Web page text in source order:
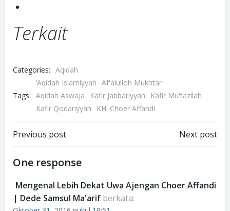
Terkait
Categories: Aqidah
Tags:
‘Aqidah Islamiyyah Af'alulloh Mukhtar
Aqidah Aswaja
Kafir Jabbariyyah
Kafir Mu'tazilah
Kafir Qodariyyah
KH. Choer Affandi
Navigasi
pos
Previous post
NavigasiNext post
One response
Mengenal Lebih Dekat Uwa Ajengan Choer Affandi
| Dede Samsul Ma'arif berkata: